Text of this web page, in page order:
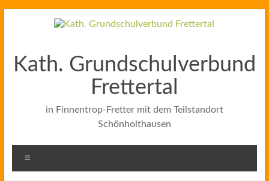
Kath. Grundschulverbund
Frettertal
in Finnentrop-Fretter mit dem Teilstandort
Schönholthausen